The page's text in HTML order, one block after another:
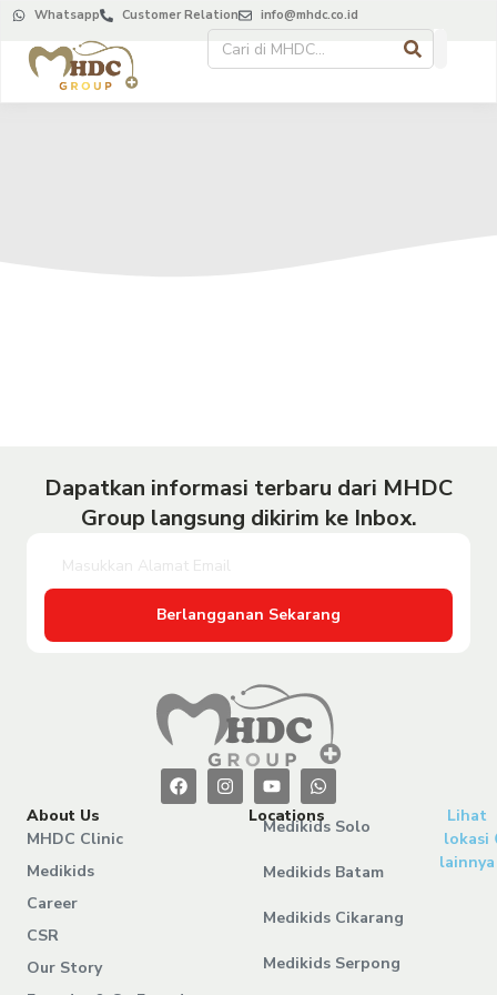
Whatsapp Customer Relation info@mhdc.co.id
Dapatkan informasi terbaru dari MHDC
Group langsung dikirim ke Inbox.
Berlangganan Sekarang
About Us
MHDC Clinic
Medikids
Career
CSR
Our Story
Locations
Medikids Solo
Medikids Batam
Medikids Cikarang
Medikids Serpong
Lihat
lokasi
lainnya